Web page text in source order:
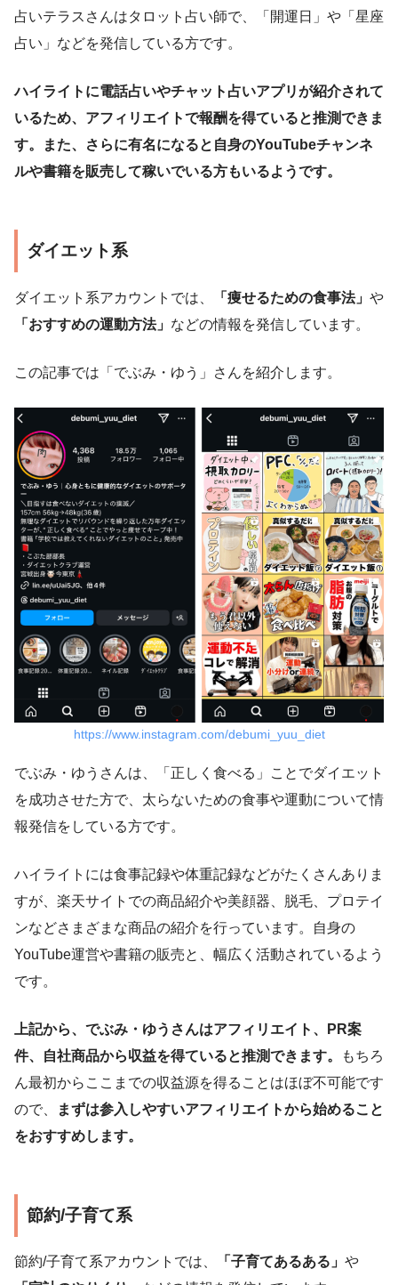
占いテラスさんはタロット占い師で、「開運日」や「星座
占い」などを発信している方です。
ハイライトに電話占いやチャット占いアプリが紹介されて
いるため、アフィリエイトで報酬を得ていると推測できま
す。また、さらに有名になると自身のYouTubeチャンネ
ルや書籍を販売して稼いでいる方もいるようです。
ダイエット系
ダイエット系アカウントでは、 「痩せるための食事法」 や
「おすすめの運動方法」 などの情報を発信しています。
この記事では「でぶみ・ゆう」さんを紹介します。
https://www.instagram.com/debumi_yuu_diet
でぶみ・ゆうさんは、「正しく食べる」ことでダイエット
を成功させた方で、太らないための食事や運動について情
報発信をしている方です。
ハイライトには食事記録や体重記録などがたくさんありま
すが、楽天サイトでの商品紹介や美顔器、脱毛、プロテイ
ンなどさまざまな商品の紹介を行っています。自身の
YouTube運営や書籍の販売と、幅広く活動されているよう
です。
上記から、でぶみ・ゆうさんはアフィリエイト、PR案
件、自社商品から収益を得ていると推測できます。
もちろ
ん最初からここまでの収益源を得ることはほぼ不可能です
ので、
まずは参入しやすいアフィリエイトから始めること
をおすすめします。
節約/子育て系
節約/子育て系アカウントでは、 「子育てあるある」 や